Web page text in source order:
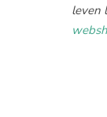
leven